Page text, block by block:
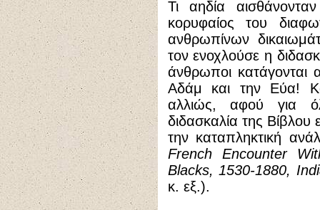
Τι αηδία
κορυφαίος του
ανθρωπίνων
τον ενοχλούσε η
άνθρωποι κατάγονται
Αδάμ και την Εύα!
αλλιώς, αφού για
διδασκαλία της Βίβλου
την καταπληκτική
French Encounter
Blacks, 1530-1880,
κ. εξ.).